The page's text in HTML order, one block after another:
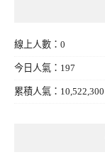
線上人數：0
今日人氣：197
累積人氣：10,522,300